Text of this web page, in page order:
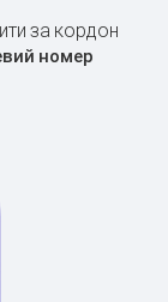
за кордон
номер